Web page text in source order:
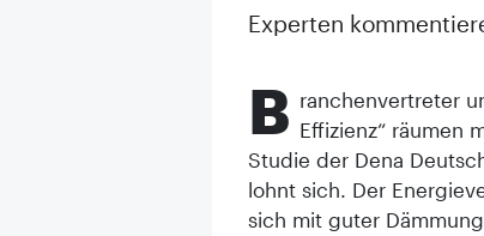
Experten
B ranchenvertreter
Effizienz“ räumen
Studie der Dena
lohnt sich. Der
sich mit guter